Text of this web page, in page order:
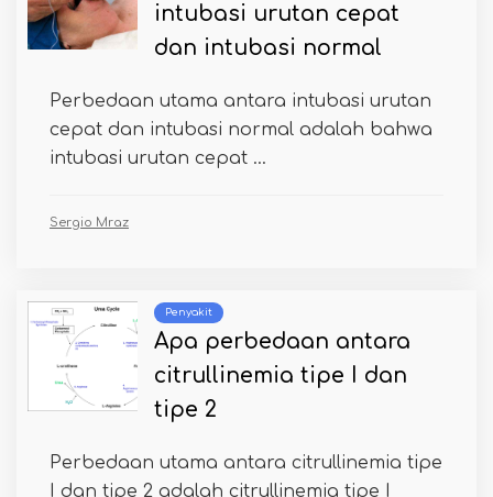
intubasi urutan cepat
dan intubasi normal
Perbedaan utama antara intubasi urutan
cepat dan intubasi normal adalah bahwa
intubasi urutan cepat ...
Sergio Mraz
Penyakit
Apa perbedaan antara
citrullinemia tipe I dan
tipe 2
Perbedaan utama antara citrullinemia tipe
I dan tipe 2 adalah citrullinemia tipe I